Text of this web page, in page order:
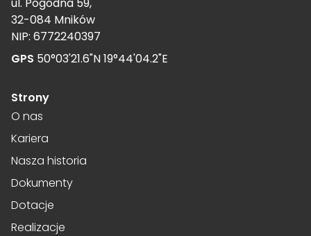
32-084 Mników
NIP: 6772240397
GPS 50°03'21.6"N 19°44'04.2"E
Strony
O nas
Kariera
Nasza historia
Dokumenty
Dotacje
Realizacje